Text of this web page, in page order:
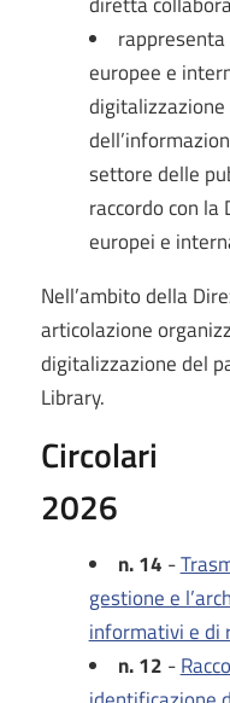
europee e
settore delle
raccordo con
europei e
Nell’ambito della
articolazione
digitalizzazione del
Library.
Circolari
2026
n. 14 -
gestione e
informativi e di
n. 12 -